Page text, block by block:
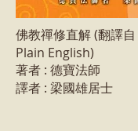
佛教禪修直解 (翻譯
Plain English)
著者 : 德寶法師
譯者 : 梁國雄居士